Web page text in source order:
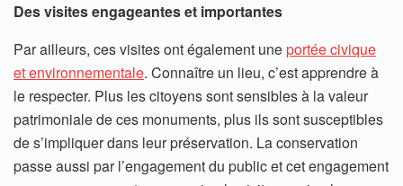
Des visites engageantes et importantes
Par ailleurs, ces visites ont également uneportée civique
et environnementale. Connaître un lieu, c’est apprendre à
le respecter. Plus les citoyens sont sensibles à la valeur
patrimoniale de ces monuments, plus ils sont susceptibles
de s’impliquer dans leur préservation. La conservation
passe aussi par l’engagement du public et cet engagement